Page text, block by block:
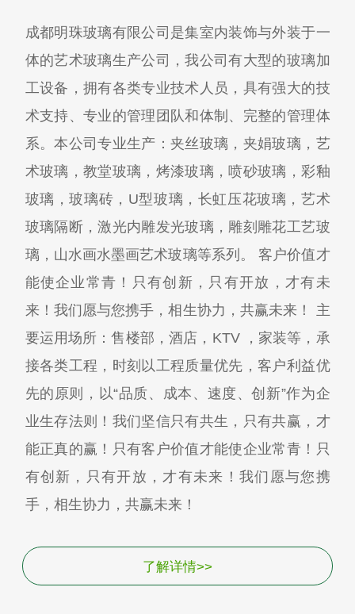
成都明珠玻璃有限公司是集室内装饰与外装于一
体的艺术玻璃生产公司，我公司有大型的玻璃加
工设备，拥有各类专业技术人员，具有强大的技
术支持、专业的管理团队和体制、完整的管理体
系。本公司专业生产：夹丝玻璃，夹娟玻璃，艺
术玻璃，教堂玻璃，烤漆玻璃，喷砂玻璃，彩釉
玻璃，玻璃砖，U型玻璃，长虹压花玻璃，艺术
玻璃隔断，激光内雕发光玻璃，雕刻雕花工艺玻
璃，山水画水墨画艺术玻璃等系列。 客户价值才
能使企业常青！只有创新，只有开放，才有未
来！我们愿与您携手，相生协力，共赢未来！ 主
要运用场所：售楼部，酒店，KTV ，家装等，承
接各类工程，时刻以工程质量优先，客户利益优
先的原则，以“品质、成本、速度、创新”作为企
业生存法则！我们坚信只有共生，只有共赢，才
能正真的赢！只有客户价值才能使企业常青！只
有创新，只有开放，才有未来！我们愿与您携
手，相生协力，共赢未来！
了解详情>>